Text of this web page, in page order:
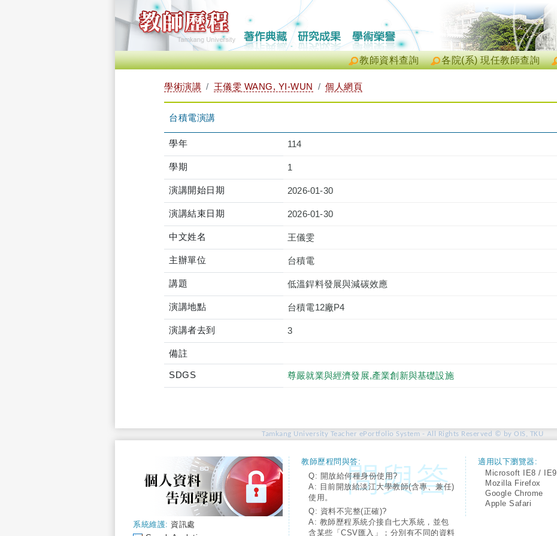
各院(系) 現任教師查詢
教師資料查詢
學術演講 王儀雯 WANG, YI-WUN 個人網頁
台積電演講
學年 114
學期 1
演講開始日期 2026-01-30
演講結束日期 2026-01-30
中文姓名 王儀雯
主辦單位 台積電
講題 低溫銲料發展與減碳效應
演講地點 台積電12廠P4
演講者去到 3
備註
SDGS 尊嚴就業與經濟發展,產業創新與基礎設施
Tamkang University Teacher ePortfolio System - All Rights Reserved © by OIS, TKU
系統維護: 資訊處
教師歷程問與答:
Q: 開放給何種身份使用?
A: 目前開放給淡江大學教師(含專、兼任)
使用。
Q: 資料不完整(正確)?
A: 教師歷程系統介接自七大系統，並包
含某些「CSV匯入」；分別有不同的資料
適用以下瀏覽器:
Microsoft IE8 / IE9
Mozilla Firefox
Google Chrome
Apple Safari